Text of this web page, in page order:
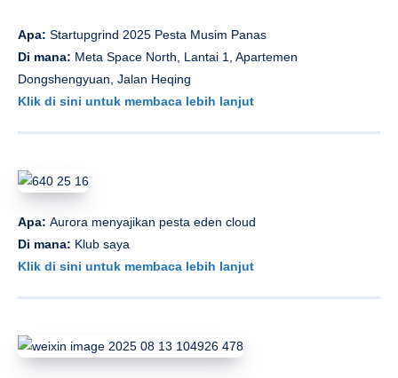
Apa: Startupgrind 2025 Pesta Musim Panas
Di mana: Meta Space North, Lantai 1, Apartemen
Dongshengyuan, Jalan Heqing
Klik di sini untuk membaca lebih lanjut
Apa: Aurora menyajikan pesta eden cloud
Di mana: Klub saya
Klik di sini untuk membaca lebih lanjut